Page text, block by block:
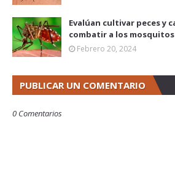
Evalúan cultivar peces y
combatir a los mosquitos
Febrero 20, 2024
PUBLICAR UN COMENTARIO
0 Comentarios